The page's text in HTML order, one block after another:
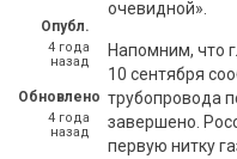
Опубл.
4 года
назад
Обновлено
4 года
назад
очевидной».
Напомним, что
10 сентября
трубопровода
завершено.
первую нитку